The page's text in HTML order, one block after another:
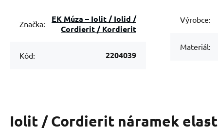
Značka:
EK Múza – Iolit / Iolid /
Cordierit / Kordierit
Kód: 2204039
Výrobce:
Materiál:
Iolit / Cordierit náramek